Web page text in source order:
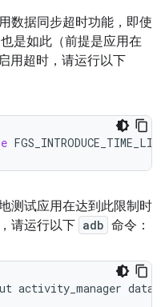
数据同步超时功能，即使
是如此（前提是应用在
用超时，请运行以下
测试应用在达到此限制时
请运行以下 adb 命令：
activity_manager